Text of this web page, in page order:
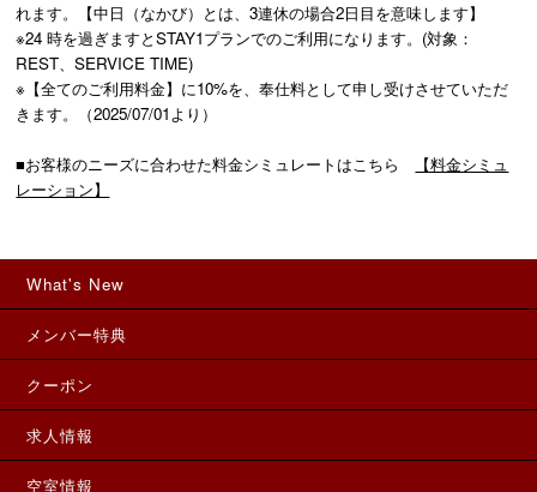
れます。【中日（なかび）とは、3連休の場合2日目を意味します】
※24 時を過ぎますとSTAY1プランでのご利用になります。(対象：
REST、SERVICE TIME)
※【全てのご利用料金】に10%を、奉仕料として申し受けさせていただ
きます。（2025/07/01より）
■お客様のニーズに合わせた料金シミュレートはこちら
【料金シミュ
レーション】
What's New
メンバー特典
クーポン
求人情報
空室情報